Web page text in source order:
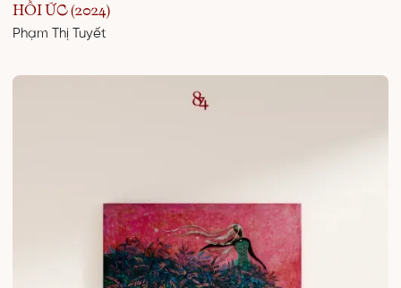
HỒI ỨC (2024)
Phạm Thị Tuyết